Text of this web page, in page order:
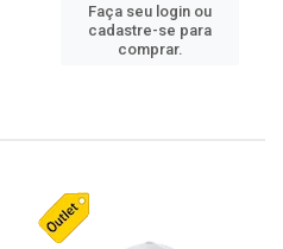
Faça seu login ou
cadastre-se para
comprar.